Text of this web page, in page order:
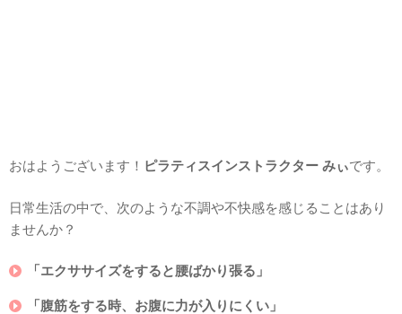
おはようございます！ ピラティスインストラクター みぃです。
日常生活の中で、次のような不調や不快感を感じることはあり
ませんか？
「エクササイズをすると腰ばかり張る」
「腹筋をする時、お腹に力が入りにくい」